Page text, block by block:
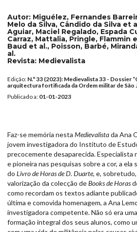
Autor: Miguélez, Fernandes
Melo da Silva, Cândido da Silva et
Aguiar, Maciel Regalado, Espada
Carraz, Mattalia, Pringle, Flammin
Baud et al., Poisson, Barbé,
al.
Revista: Medievalista
Edição: N.º 33 (2023): Medievalista 33 - Dossier
arquitectura fortificada da Ordem militar de São
Publicado a: 01-01-2023
Faz-se memória nesta Medievalistada Ana
jovem investigadora do Instituto de
precocemente desaparecida. Especialista
e pioneira nas pesquisas sobre a cor, a ela
do Livro de Horas de D. Duarte, e,
valorização da colecção deBooksdeHoras
como recordam os textos adiante
última e comovida homenagem, a Ana
investigadora competente. Não só era
formação integral dos seus alunos, como